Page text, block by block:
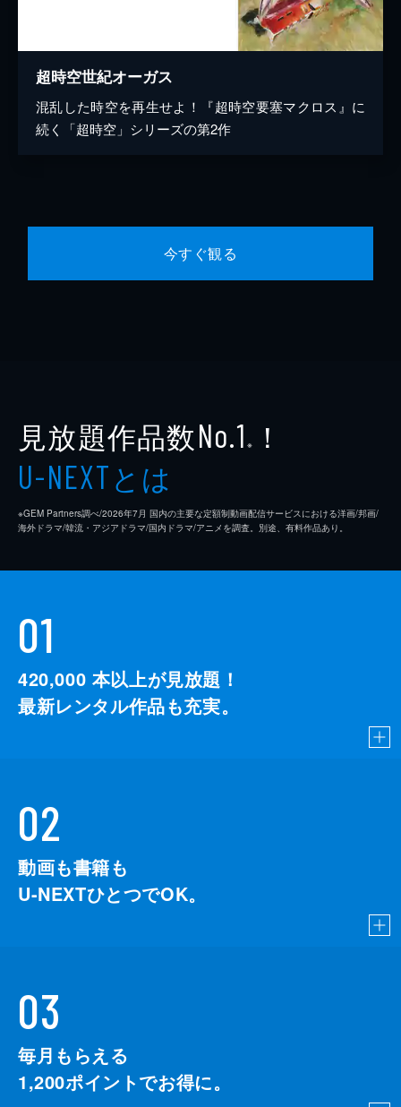
超時空世紀オーガス
混乱した時空を再生せよ！『超時空要塞マクロス』に
続く「超時空」シリーズの第2作
今すぐ観る
見放題作品数No.1 ※ ！
U-NEXTとは
※GEM Partners調べ/2026年7⽉ 国内の主要な定額制動画配信サービスにおける洋画/邦画/
海外ドラマ/韓流・アジアドラマ/国内ドラマ/アニメを調査。別途、有料作品あり。
01
420,000 本以上が見放題！
最新レンタル作品も充実。
02
動画も書籍も
U-NEXTひとつでOK。
03
毎月もらえる
1,200ポイントでお得に。